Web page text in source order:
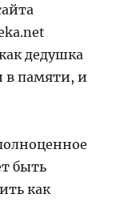
дедушка
в памяти, и
быть
как